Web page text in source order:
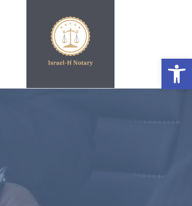
פתח סרגל נגישות